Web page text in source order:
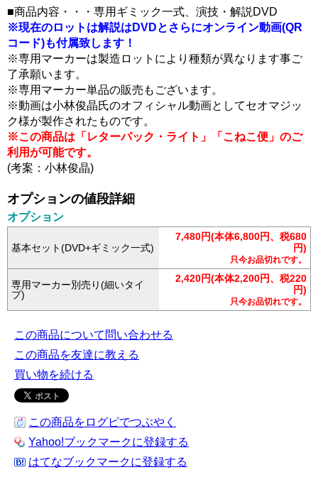
■商品内容・・・専用ギミック一式、演技・解説DVD
※現在のロットは解説はDVDとさらにオンライン動画(QR
コード)も付属致します！
※専用マーカーは製造ロットにより種類が異なります事ご
了承願います。
※専用マーカー単品の販売もございます。
※動画は小林俊晶氏のオフィシャル動画としてセオマジッ
ク様が製作されたものです。
※この商品は「レターパック・ライト」「こねこ便」のご
利用が可能です。
(考案：小林俊晶)
オプションの値段詳細
オプション
基本セット(DVD+ギミック一式)
7,480円(本体6,800円、税680
円)
只今お品切れです。
専用マーカー別売り(細いタイ
プ)
2,420円(本体2,200円、税220
円)
只今お品切れです。
この商品について問い合わせる
この商品を友達に教える
買い物を続ける
この商品をログピでつぶやく
Yahoo!ブックマークに登録する
はてなブックマークに登録する